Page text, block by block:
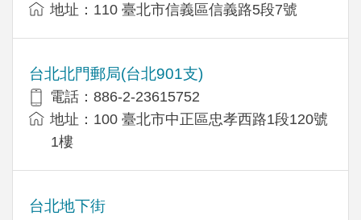
地址：110 臺北市信義區信義路5段7號
台北北門郵局(台北901支)
電話：886-2-23615752
地址：100 臺北市中正區忠孝西路1段120號
1樓
台北地下街